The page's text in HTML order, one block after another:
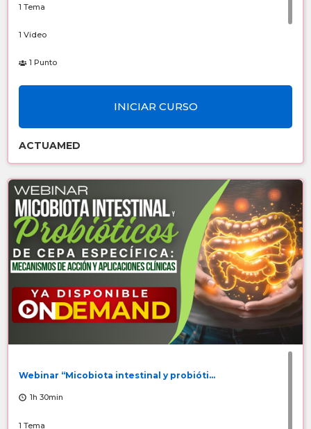
1 Tema
1 Video
1 Punto
Número de Registro: 6526/2026
INICIAR CURSO
ACTUAMED
Webinar “Micobiota intestinal y probióti...
1h 30min
1 Tema